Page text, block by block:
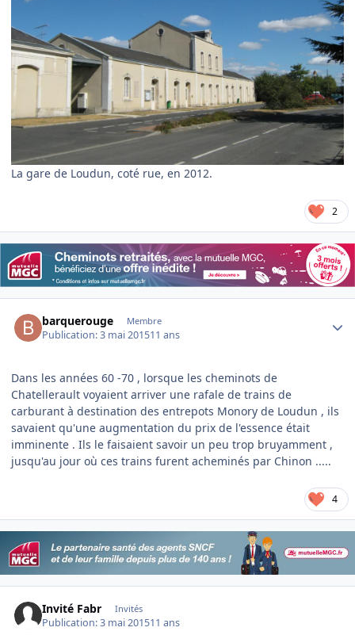
La gare de Loudun, coté rue, en 2012.
2
barquerouge Membre
Publication:3 mai 201511 ans
Dans les années 60 -70 , lorsque les cheminots de
Chatellerault voyaient arriver une rafale de trains de
carburant à destination des entrepots Monory de Loudun , ils
savaient qu'une augmentation du prix de l'essence était
imminente . Ils le faisaient savoir un peu trop bruyamment ,
jusqu'au jour où ces trains furent acheminés par Chinon .....
4
Invité Fabr Invités
Publication:3 mai 201511 ans